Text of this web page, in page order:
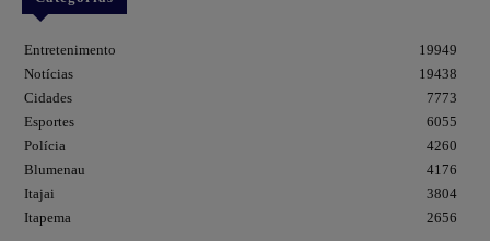
Entretenimento
19949
Notícias
19438
Cidades
7773
Esportes
6055
Polícia
4260
Blumenau
4176
Itajai
3804
Itapema
2656